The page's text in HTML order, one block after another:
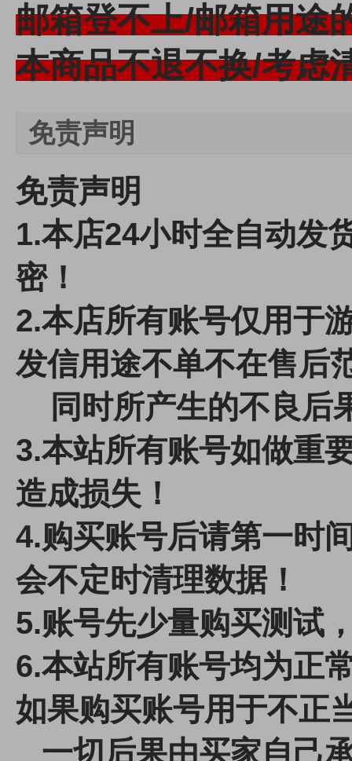
邮箱登不上/邮箱用途
本商品不退不换/考虑
免责声明
免责声明
1.本店24小时全自动发
密！
2.本店所有账号仅用于
发信用途不单不在售后
同时所产生的不良后
3.本站所有账号如做重
造成损失！
4.购买账号后请第一时
会不定时清理数据！
5.账号先少量购买测试
6.本站所有账号均为正
如果购买账号用于不正
一切后果由买家自己